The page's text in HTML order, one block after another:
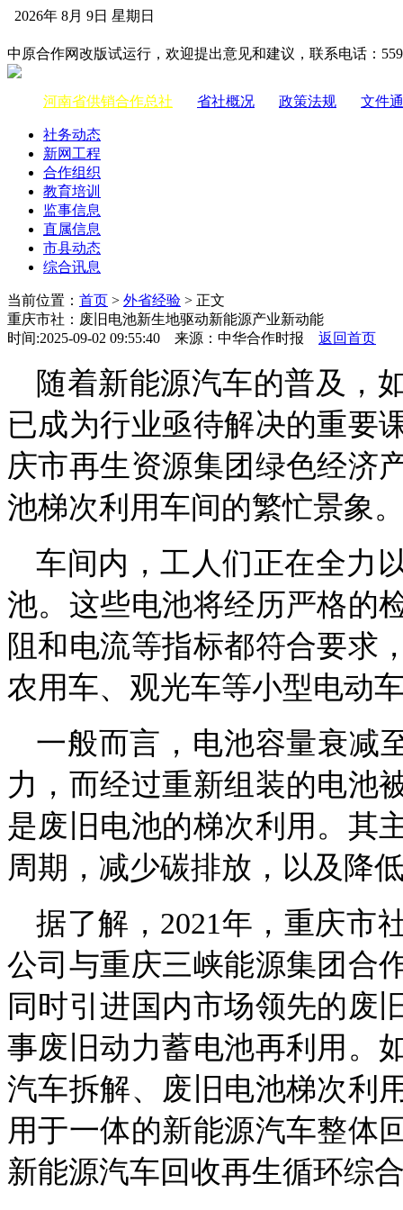
2026年 8月 9日 星期日
中原合作网改版试运行，欢迎提出意见和建议，联系电话：
河南省供销合作总社 省社概况 政策法规 文件
社务动态
新网工程
合作组织
教育培训
监事信息
直属信息
市县动态
综合讯息
当前位置： 首页 > 外省经验 > 正文
重庆市社：废旧电池新生地驱动新能源产业新动能
时间:2025-09-02 09:55:40 来源：中华合作时报 返回首页
随着新能源汽车的普及，
已成为行业亟待解决的重要
庆市再生资源集团绿色经济
池梯次利用车间的繁忙景象
车间内，工人们正在全力
池。这些电池将经历严格的
阻和电流等指标都符合要求
农用车、观光车等小型电动
一般而言，电池容量衰减
力，而经过重新组装的电池
是废旧电池的梯次利用。其
周期，减少碳排放，以及降
据了解，2021年，重庆市
公司与重庆三峡能源集团合
同时引进国内市场领先的废
事废旧动力蓄电池再利用。
汽车拆解、废旧电池梯次利
用于一体的新能源汽车整体
新能源汽车回收再生循环综